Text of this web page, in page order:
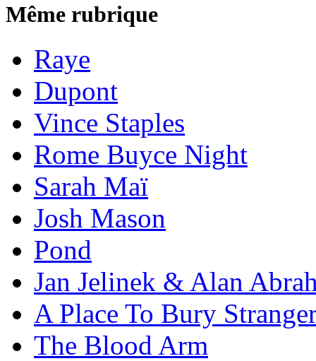
Même rubrique
Raye
Dupont
Vince Staples
Rome Buyce Night
Sarah Maï
Josh Mason
Pond
Jan Jelinek & Alan
A Place To Bury
The Blood Arm